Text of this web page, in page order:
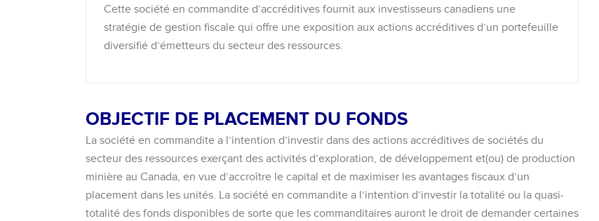
Cette société en commandite d’accréditives fournit aux investisseurs canadiens une
stratégie de gestion fiscale qui offre une exposition aux actions accréditives d’un portefeuille
diversifié d’émetteurs du secteur des ressources.
OBJECTIF DE PLACEMENT DU FONDS
La société en commandite a l’intention d’investir dans des actions accréditives de sociétés du
secteur des ressources exerçant des activités d’exploration, de développement et(ou) de production
minière au Canada, en vue d’accroître le capital et de maximiser les avantages fiscaux d’un
placement dans les unités. La société en commandite a l’intention d’investir la totalité ou la quasi-
totalité des fonds disponibles de sorte que les commanditaires auront le droit de demander certaines